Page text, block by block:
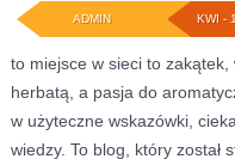
KWI -
ADMIN
to miejsce w sieci to
herbatą, a pasja do
w użyteczne wskazówki,
wiedzy. To blog, który został